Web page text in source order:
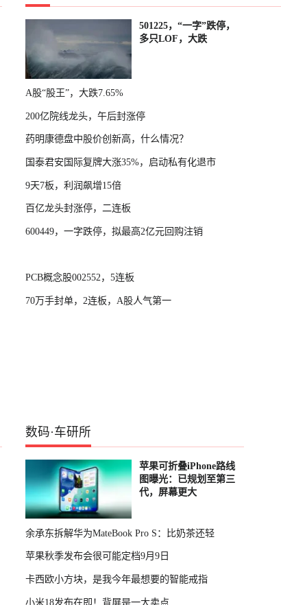
501225，“一字”跌停，
多只LOF，大跌
A股“股王”，大跌7.65%
200亿院线龙头，午后封涨停
药明康德盘中股价创新高，什么情况？
国泰君安国际复牌大涨35%，启动私有化退市
9天7板，利润飙增15倍
百亿龙头封涨停，二连板
600449，一字跌停，拟最高2亿元回购注销
PCB概念股002552，5连板
70万手封单，2连板，A股人气第一
数码·车研所
苹果可折叠iPhone路线
图曝光：已规划至第三
代，屏幕更大
余承东拆解华为MateBook Pro S：比奶茶还轻
苹果秋季发布会很可能定档9月9日
卡西欧小方块，是我今年最想要的智能戒指
小米18发布在即！背屏是一大卖点